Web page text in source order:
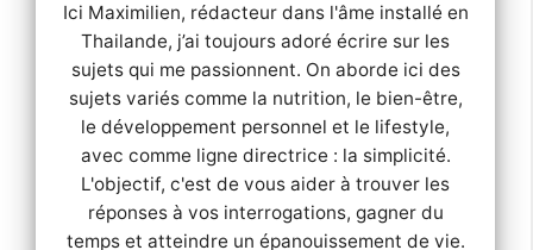
Ici Maximilien, rédacteur dans l'âme installé en
Thailande, j’ai toujours adoré écrire sur les
sujets qui me passionnent. On aborde ici des
sujets variés comme la nutrition, le bien-être,
le développement personnel et le lifestyle,
avec comme ligne directrice : la simplicité.
L'objectif, c'est de vous aider à trouver les
réponses à vos interrogations, gagner du
temps et atteindre un épanouissement de vie.